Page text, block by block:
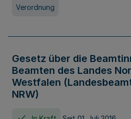
Verordnung
Gesetz über die
Beamten des Landes
Westfalen
NRW)